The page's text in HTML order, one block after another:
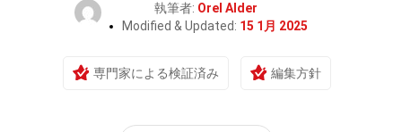
執筆者: Orel Alder
Modified & Updated: 15 1月 2025
専門家による検証済み 編集方針